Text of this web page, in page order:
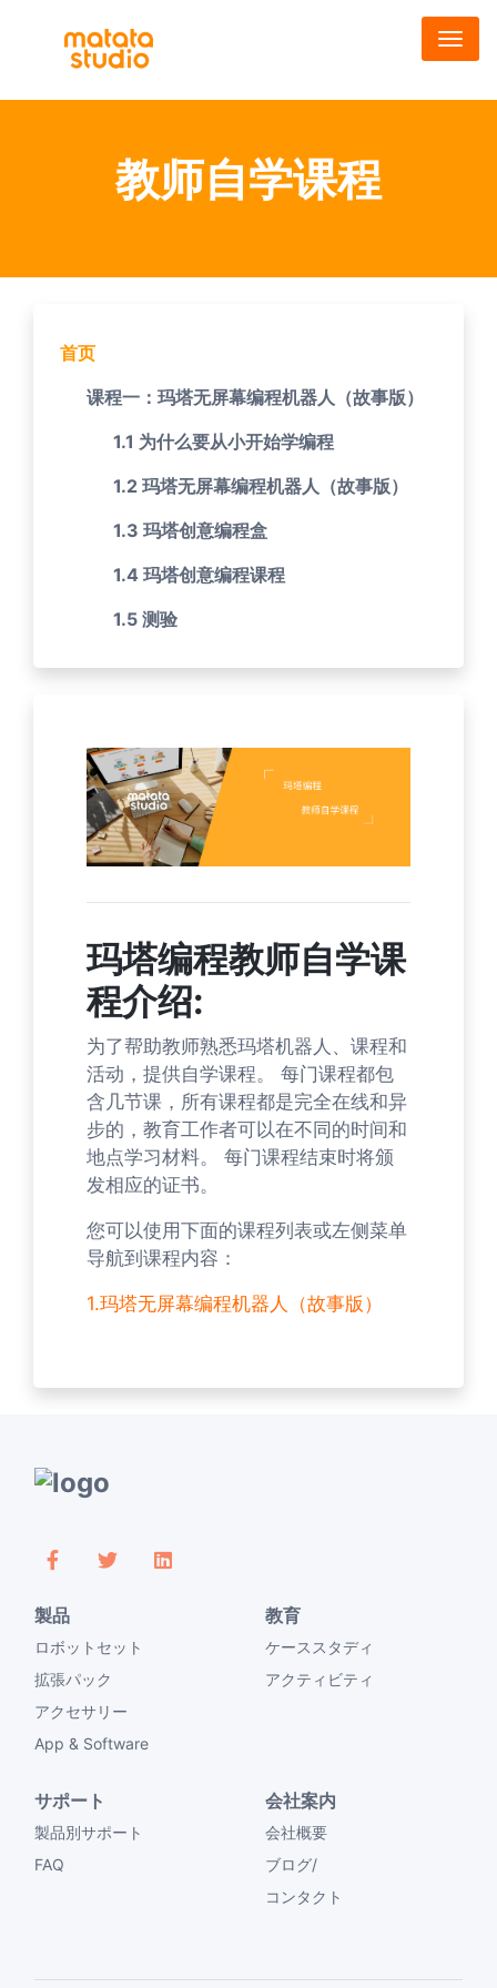
コ
テ
ン
教师自学课程
首页
课程一：玛塔无屏幕编程机器人（故事版）
1.1 为什么要从小开始学编程
1.2 玛塔无屏幕编程机器人（故事版）
1.3 玛塔创意编程盒
1.4 玛塔创意编程课程
1.5 测验
玛塔编程教师自学课
程介绍:
为了帮助教师熟悉玛塔机器人、课程和
活动，提供自学课程。 每门课程都包
含几节课，所有课程都是完全在线和异
步的，教育工作者可以在不同的时间和
地点学习材料。 每门课程结束时将颁
发相应的证书。
您可以使用下面的课程列表或左侧菜单
导航到课程内容：
1.玛塔无屏幕编程机器人（故事版）
製品
ロボットセット
拡張パック
アクセサリー
App & Software
教育
ケーススタディ
アクティビティ
サポート
製品別サポート
FAQ
会社案内
会社概要
ブログ/
コンタクト